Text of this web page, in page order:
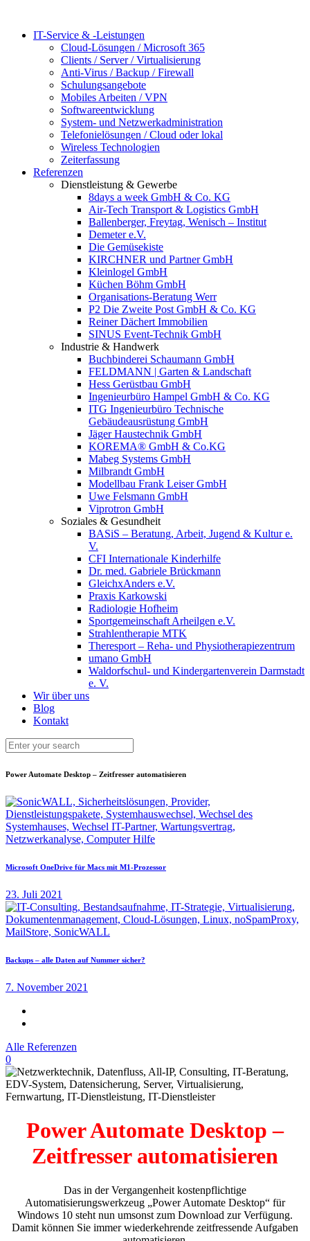
IT-Service & -Leistungen
Cloud-Lösungen / Microsoft 365
Clients / Server / Virtualisierung
Anti-Virus / Backup / Firewall
Schulungsangebote
Mobiles Arbeiten / VPN
Softwareentwicklung
System- und Netzwerkadministration
Telefonielösungen / Cloud oder lokal
Wireless Technologien
Zeiterfassung
Referenzen
Dienstleistung & Gewerbe
8days a week GmbH & Co. KG
Air-Tech Transport & Logistics GmbH
Ballenberger, Freytag, Wenisch – Institut
Demeter e.V.
Die Gemüsekiste
KIRCHNER und Partner GmbH
Kleinlogel GmbH
Küchen Böhm GmbH
Organisations-Beratung Werr
P2 Die Zweite Post GmbH & Co. KG
Reiner Dächert Immobilien
SINUS Event-Technik GmbH
Industrie & Handwerk
Buchbinderei Schaumann GmbH
FELDMANN | Garten & Landschaft
Hess Gerüstbau GmbH
Ingenieurbüro Hampel GmbH & Co. KG
ITG Ingenieurbüro Technische
Gebäudeausrüstung GmbH
Jäger Haustechnik GmbH
KOREMA® GmbH & Co.KG
Mabeg Systems GmbH
Milbrandt GmbH
Modellbau Frank Leiser GmbH
Uwe Felsmann GmbH
Viprotron GmbH
Soziales & Gesundheit
BASiS – Beratung, Arbeit, Jugend & Kultur e.
V.
CFI Internationale Kinderhilfe
Dr. med. Gabriele Brückmann
GleichxAnders e.V.
Praxis Karkowski
Radiologie Hofheim
Sportgemeinschaft Arheilgen e.V.
Strahlentherapie MTK
Theresport – Reha- und Physiotherapiezentrum
umano GmbH
Waldorfschul- und Kindergartenverein Darmstadt
e. V.
Wir über uns
Blog
Kontakt
Power Automate Desktop – Zeitfresser automatisieren
Microsoft OneDrive für Macs mit M1-Prozessor
23. Juli 2021
Backups – alle Daten auf Nummer sicher?
7. November 2021
Alle Referenzen
0
Power Automate Desktop –
Zeitfresser automatisieren
Das in der Vergangenheit kostenpflichtige
Automatisierungswerkzeug „Power Automate Desktop“ für
Windows 10 steht nun umsonst zum Download zur Verfügung.
Damit können Sie immer wiederkehrende zeitfressende Aufgaben